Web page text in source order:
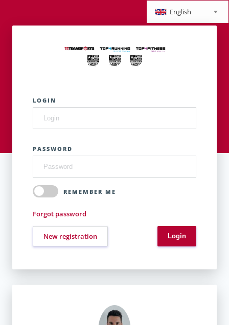
English
LOGIN
PASSWORD
REMEMBER ME
Forgot password
New registration